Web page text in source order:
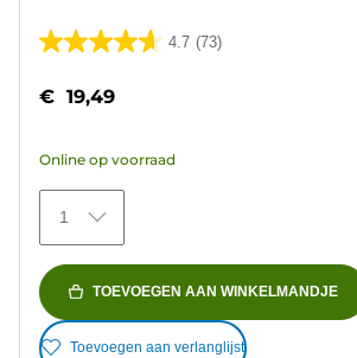
4.7 (73)
4.7
de
sterren.
73
beoordelingen
€ 19,49
Online op voorraad
1
TOEVOEGEN AAN WINKELMANDJE
Toevoegen aan verlanglijst